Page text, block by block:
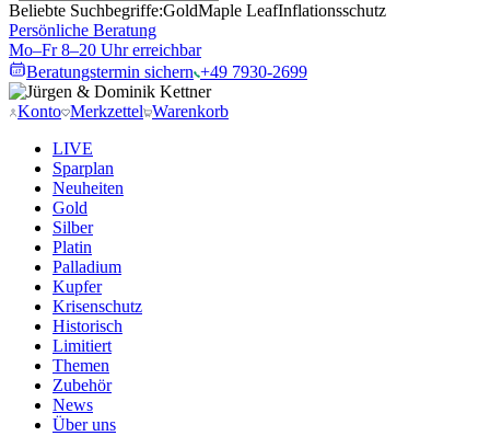
Beliebte Suchbegriffe:GoldMaple LeafInflationsschutz
Persönliche Beratung
Mo–Fr 8–20 Uhr erreichbar
Beratungstermin sichern +49 7930-2699
Konto Merkzettel Warenkorb
LIVE
Sparplan
Neuheiten
Gold
Silber
Platin
Palladium
Kupfer
Krisenschutz
Historisch
Limitiert
Themen
Zubehör
News
Über uns